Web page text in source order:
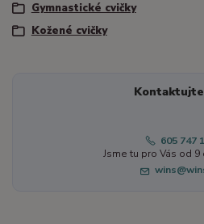
Gymnastické cvičky
Kožené cvičky
605 747
Jsme tu pro Vás od 9